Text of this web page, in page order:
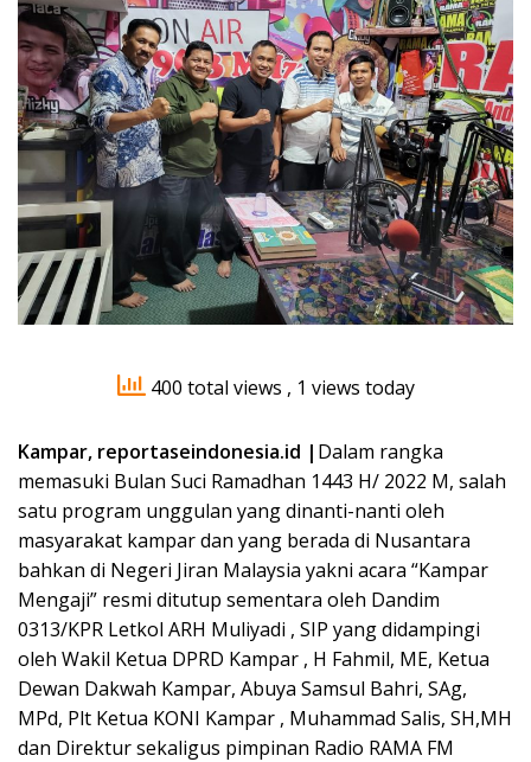
400 total views , 1 views today
Kampar, reportaseindonesia.id | Dalam rangka
memasuki Bulan Suci Ramadhan 1443 H/ 2022 M, salah
satu program unggulan yang dinanti-nanti oleh
masyarakat kampar dan yang berada di Nusantara
bahkan di Negeri Jiran Malaysia yakni acara “Kampar
Mengaji” resmi ditutup sementara oleh Dandim
0313/KPR Letkol ARH Muliyadi , SIP yang didampingi
oleh Wakil Ketua DPRD Kampar , H Fahmil, ME, Ketua
Dewan Dakwah Kampar, Abuya Samsul Bahri, SAg,
MPd, Plt Ketua KONI Kampar , Muhammad Salis, SH,MH
dan Direktur sekaligus pimpinan Radio RAMA FM